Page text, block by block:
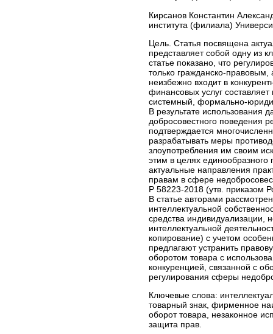
Кирсанов Константин
института (филиала)
Цель. Статья посвящена
представляет собой одну из
статье показано, что
только гражданско-правовым,
неизбежно входит в
финансовых услуг
системный, формально-
В результате использования
добросовестного поведения
подтверждается
разрабатывать меры
злоупотребления им своим
этим в целях
актуальные направления
правам в сфере
Р 58223-2018 (утв. приказом
В статье авторами
интеллектуальной
средства индивидуализации,
интеллектуальной
копирование) с учетом
предлагают устранить
оборотом товара с
конкуренцией, связанной с
регулирования сферы
Ключевые слова:
товарный знак, фирменное
оборот товара, незаконное
защита прав.